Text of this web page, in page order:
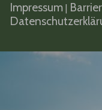
Impressum